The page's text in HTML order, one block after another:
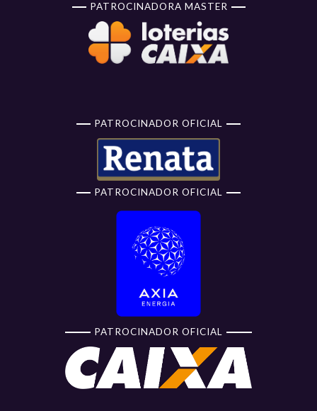
PATROCINADORA MASTER
PATROCINADOR OFICIAL
PATROCINADOR OFICIAL
PATROCINADOR OFICIAL